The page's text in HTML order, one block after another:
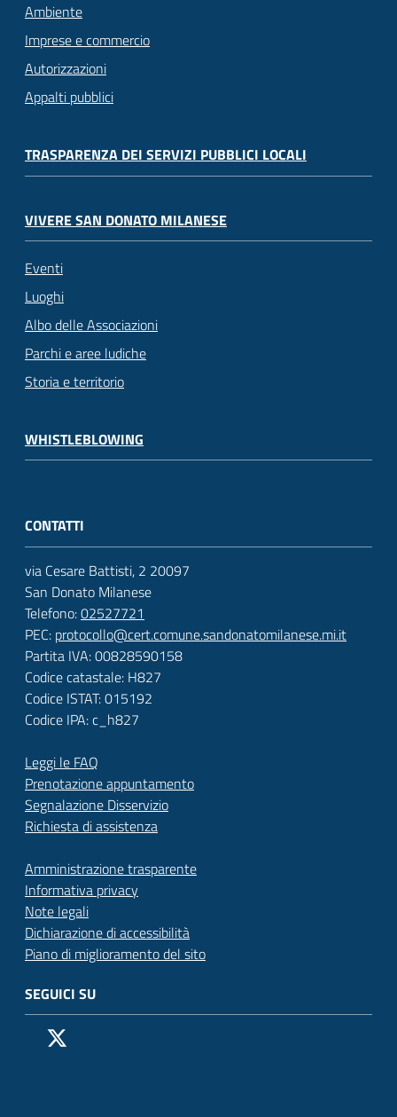
Ambiente
Imprese e commercio
Autorizzazioni
Appalti pubblici
TRASPARENZA DEI SERVIZI PUBBLICI LOCALI
VIVERE SAN DONATO MILANESE
Eventi
Luoghi
Albo delle Associazioni
Parchi e aree ludiche
Storia e territorio
WHISTLEBLOWING
CONTATTI
via Cesare Battisti, 2 20097
San Donato Milanese
Telefono:02527721
PEC: protocollo@cert.comune.sandonatomilanese.mi.it
Partita IVA: 00828590158
Codice catastale: H827
Codice ISTAT: 015192
Codice IPA: c_h827
Leggi le FAQ
Prenotazione appuntamento
Segnalazione Disservizio
Richiesta di assistenza
Amministrazione trasparente
Informativa privacy
Note legali
Dichiarazione di accessibilità
Piano di miglioramento del sito
SEGUICI SU
Pagina Facebook del Comune di San Donato Milanese